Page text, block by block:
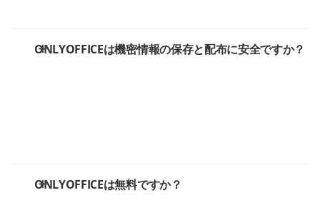
ONLYOFFICEは機密情報の保存と配布に安全ですか？
ONLYOFFICEは無料ですか？